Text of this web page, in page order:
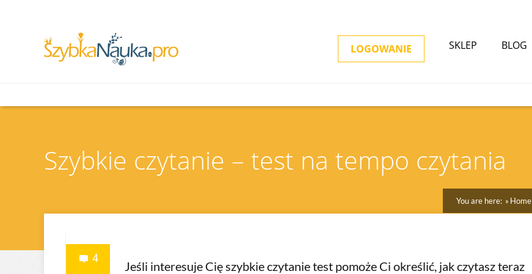
LOGOWANIE SKLEP BLOG
Szybkie czytanie – test na tempo czytania
You are here: Home
4
Jeśli interesuje Cię szybkie czytanie test pomoże Ci określić, jak czytasz teraz